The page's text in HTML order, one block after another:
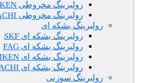
رولبرینگ مخروطی TIMKEN
رولبرینگ مخروطی NACHI
رولبرینگ بشکه ای
رولبرینگ بشکه ای SKF
رولبرینگ بشکه ای FAG
رولبرینگ بشکه ای TIMKEN
رولبرینگ بشکه ای NACHI
رولبرینگ سوزنی